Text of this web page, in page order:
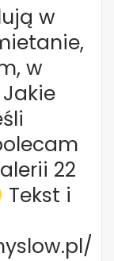
w
w
22
Tekst i